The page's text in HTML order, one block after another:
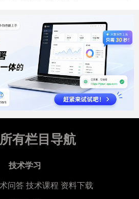
有栏目导航
技术学习
问答技术课程 资料下载